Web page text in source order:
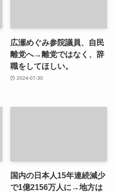
広瀬めぐみ参院議員、自民
離党へ→離党ではなく、辞
職をしてほしい。
2024-07-30
国内の日本人15年連続減少
で1億2156万人に→地方は